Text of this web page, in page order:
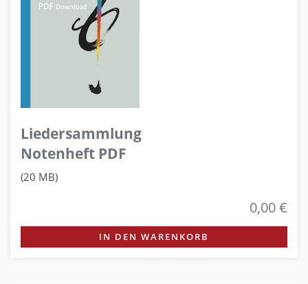
Liedersammlung
Notenheft PDF
(20 MB)
0,00 €
IN DEN WARENKORB